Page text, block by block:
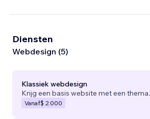
Diensten
Webdesign (5)
Klassiek webdesign
Krijg een basis website met een thema.
Vanaf$ 2.000